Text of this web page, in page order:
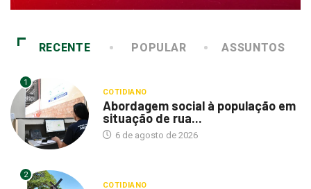
RECENTE POPULAR ASSUNTOS
1
COTIDIANO
Abordagem social à população em
situação de rua...
6 de agosto de 2026
2
COTIDIANO